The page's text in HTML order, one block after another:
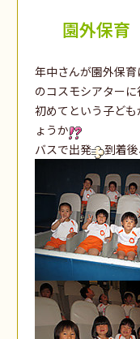
園外保
年中さんが園外保
のコスモシアター
初めてという子ど
ょうか
バスで出発
到着